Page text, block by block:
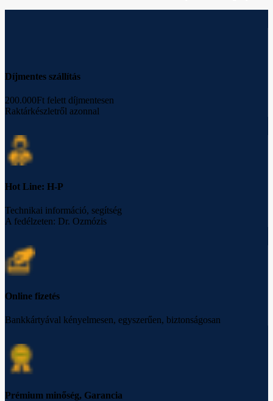
Díjmentes szállítás
200.000Ft felett díjmentesen
Raktárkészletről azonnal
Hot Line: H-P
Technikai információ, segítség
A fedélzeten: Dr. Ozmózis
Online fizetés
Bankkártyával kényelmesen, egyszerűen, biztonságosan
Prémium minőség, Garancia